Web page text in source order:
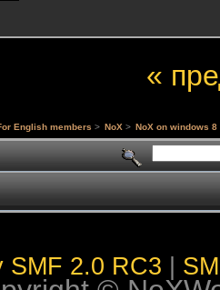
«
English members > NoX > NoX on windows 8
SMF 2.0 RC3